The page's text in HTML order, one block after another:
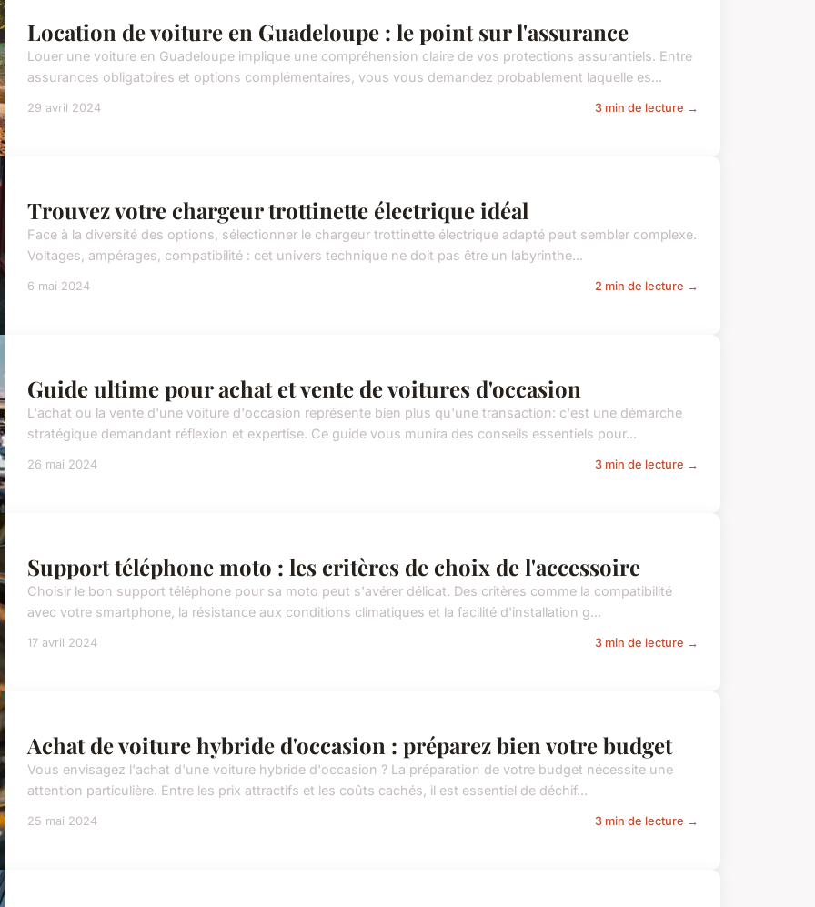
Location de voiture en Guadeloupe : le point sur l'assurance
Louer une voiture en Guadeloupe implique une compréhension claire de vos protections assurantiels. Entre
assurances obligatoires et options complémentaires, vous vous demandez probablement laquelle es...
29 avril 2024 3 min de lecture →
Trouvez votre chargeur trottinette électrique idéal
Face à la diversité des options, sélectionner le chargeur trottinette électrique adapté peut sembler complexe.
Voltages, ampérages, compatibilité : cet univers technique ne doit pas être un labyrinthe...
6 mai 2024 2 min de lecture →
Guide ultime pour achat et vente de voitures d'occasion
L'achat ou la vente d'une voiture d'occasion représente bien plus qu'une transaction: c'est une démarche
stratégique demandant réflexion et expertise. Ce guide vous munira des conseils essentiels pour...
26 mai 2024 3 min de lecture →
Support téléphone moto : les critères de choix de l'accessoire
Choisir le bon support téléphone pour sa moto peut s'avérer délicat. Des critères comme la compatibilité
avec votre smartphone, la résistance aux conditions climatiques et la facilité d'installation g...
17 avril 2024 3 min de lecture →
Achat de voiture hybride d'occasion : préparez bien votre budget
Vous envisagez l'achat d'une voiture hybride d'occasion ? La préparation de votre budget nécessite une
attention particulière. Entre les prix attractifs et les coûts cachés, il est essentiel de déchif...
25 mai 2024 3 min de lecture →